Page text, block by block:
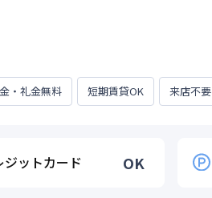
・礼金無料 短期賃貸OK 来店不要
ジットカード OK